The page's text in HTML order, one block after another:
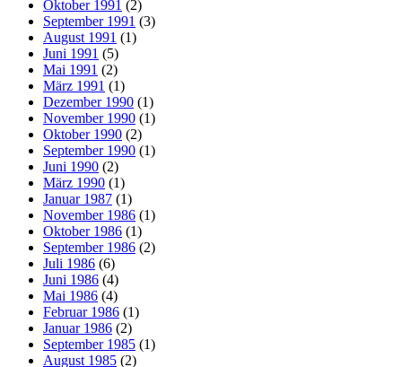
Oktober 1991 (2)
September 1991 (3)
August 1991 (1)
Juni 1991 (5)
Mai 1991 (2)
März 1991 (1)
Dezember 1990 (1)
November 1990 (1)
Oktober 1990 (2)
September 1990 (1)
Juni 1990 (2)
März 1990 (1)
Januar 1987 (1)
November 1986 (1)
Oktober 1986 (1)
September 1986 (2)
Juli 1986 (6)
Juni 1986 (4)
Mai 1986 (4)
Februar 1986 (1)
Januar 1986 (2)
September 1985 (1)
August 1985 (2)